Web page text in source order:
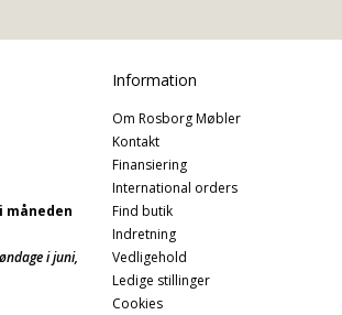
måneden
i juni,
Information
Om Rosborg Møbler
Kontakt
Finansiering
International orders
Find butik
Indretning
Vedligehold
Ledige stillinger
Cookies